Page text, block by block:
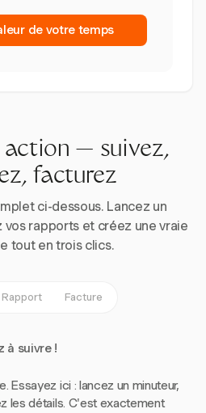
de votre temps
action — suivez,
facturez
ci-dessous. Lancez un
rapports et créez une vraie
tout en trois clics.
Rapport Facture
à suivre !
Essayez ici : lancez un minuteur,
les détails. C'est exactement